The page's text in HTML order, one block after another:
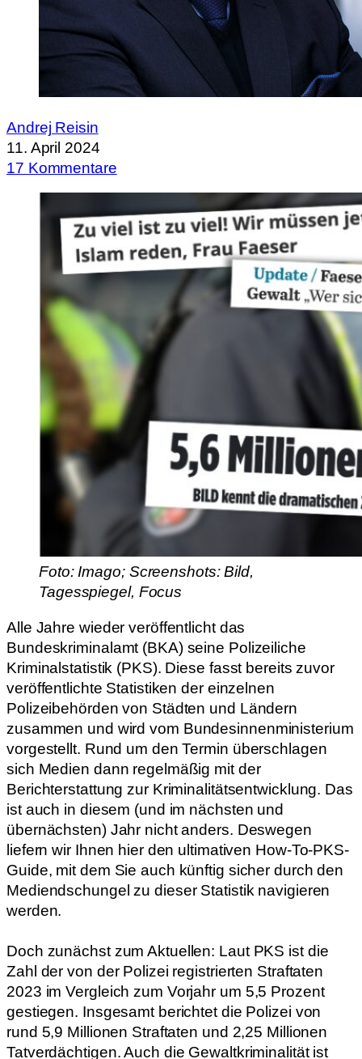
Andrej Reisin
11. April 2024
17 Kommentare
Foto: Imago; Screenshots: Bild,
Tagesspiegel, Focus
Alle Jahre wieder veröffentlicht das
Bundeskriminalamt (BKA) seine Polizeiliche
Kriminalstatistik (PKS). Diese fasst bereits zuvor
veröffentlichte Statistiken der einzelnen
Polizeibehörden von Städten und Ländern
zusammen und wird vom Bundesinnenministerium
vorgestellt. Rund um den Termin überschlagen
sich Medien dann regelmäßig mit der
Berichterstattung zur Kriminalitätsentwicklung. Das
ist auch in diesem (und im nächsten und
übernächsten) Jahr nicht anders. Deswegen
liefern wir Ihnen hier den ultimativen How-To-PKS-
Guide, mit dem Sie auch künftig sicher durch den
Mediendschungel zu dieser Statistik navigieren
werden.
Doch zunächst zum Aktuellen: Laut PKS ist die
Zahl der von der Polizei registrierten Straftaten
2023 im Vergleich zum Vorjahr um 5,5 Prozent
gestiegen. Insgesamt berichtet die Polizei von
rund 5,9 Millionen Straftaten und 2,25 Millionen
Tatverdächtigen. Auch die Gewaltkriminalität ist